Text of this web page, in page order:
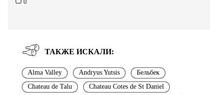
ТАКЖЕ ИСКАЛИ:
Alma Valley Andryus Yutsis
Бельбек
Chateau de Talu
Chateau Cotes de St Daniel